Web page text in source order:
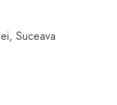
Suceava